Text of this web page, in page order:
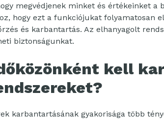
megvédjenek minket és értékeinket a
hogy ezt a funkciójukat folyamatosan
és karbantartás. Az elhanyagolt
biztonságunkat.
kell
karbantartásának gyakorisága több